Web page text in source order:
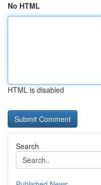
No HTML
HTML is disabled
Search